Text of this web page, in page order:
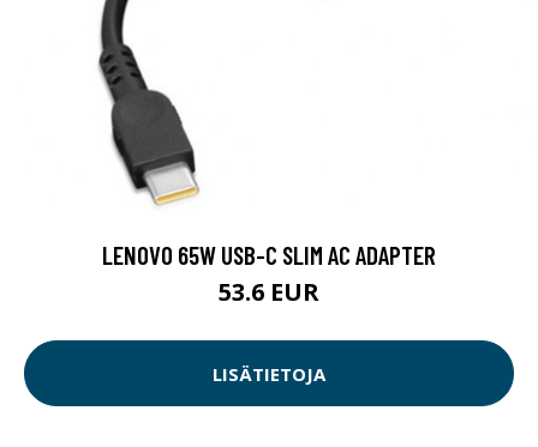
LENOVO 65W USB-C SLIM AC ADAPTER
53.6 EUR
LISÄTIETOJA